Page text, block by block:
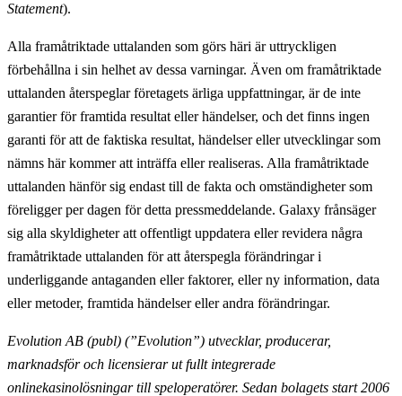
Statement).
Alla framåtriktade uttalanden som görs häri är uttryckligen
förbehållna i sin helhet av dessa varningar. Även om framåtriktade
uttalanden återspeglar företagets ärliga uppfattningar, är de inte
garantier för framtida resultat eller händelser, och det finns ingen
garanti för att de faktiska resultat, händelser eller utvecklingar som
nämns här kommer att inträffa eller realiseras. Alla framåtriktade
uttalanden hänför sig endast till de fakta och omständigheter som
föreligger per dagen för detta pressmeddelande. Galaxy frånsäger
sig alla skyldigheter att offentligt uppdatera eller revidera några
framåtriktade uttalanden för att återspegla förändringar i
underliggande antaganden eller faktorer, eller ny information, data
eller metoder, framtida händelser eller andra förändringar.
Evolution AB (publ) (”Evolution”) utvecklar, producerar,
marknadsför och licensierar ut fullt integrerade
onlinekasinolösningar till speloperatörer. Sedan bolagets start 2006